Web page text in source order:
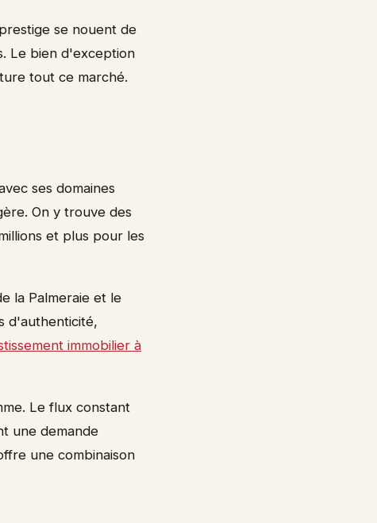
se nouent de
Le bien d'exception
tout ce marché.
ses domaines
On y trouve des
et plus pour les
la Palmeraie et le
d'authenticité,
immobilier à
Le flux constant
une demande
une combinaison